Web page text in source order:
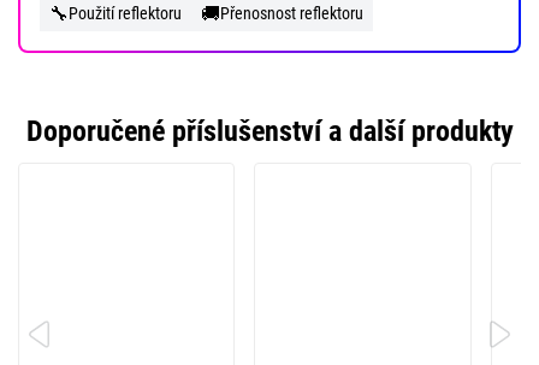
🔧Použití reflektoru 🚚Přenosnost reflektoru
Doporučené příslušenství a další produkty